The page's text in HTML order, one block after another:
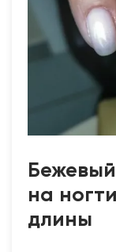
на
длины